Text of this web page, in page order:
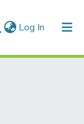
Log In (current)